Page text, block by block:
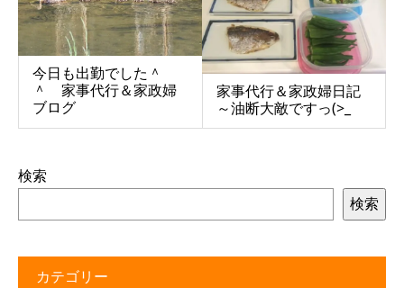
今日も出勤でした＾
＾ 家事代行＆家政婦
ブログ
家事代行＆家政婦日記
～油断大敵ですっ(>_
検索
検索
カテゴリー